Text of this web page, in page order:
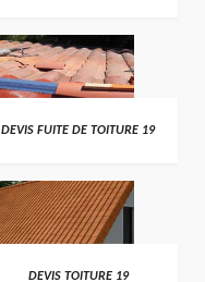
DEVIS FUITE DE TOITURE 19
DEVIS TOITURE 19